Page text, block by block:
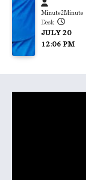
Minute2Minute
Desk
JULY 20
12:06 PM